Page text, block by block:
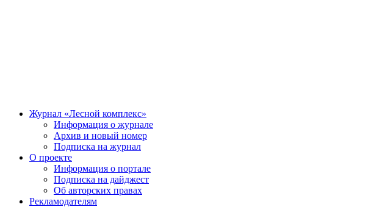
Журнал «Лесной комплекс»
Информация о журнале
Архив и новый номер
Подписка на журнал
О проекте
Информация о портале
Подписка на дайджест
Об авторских правах
Рекламодателям